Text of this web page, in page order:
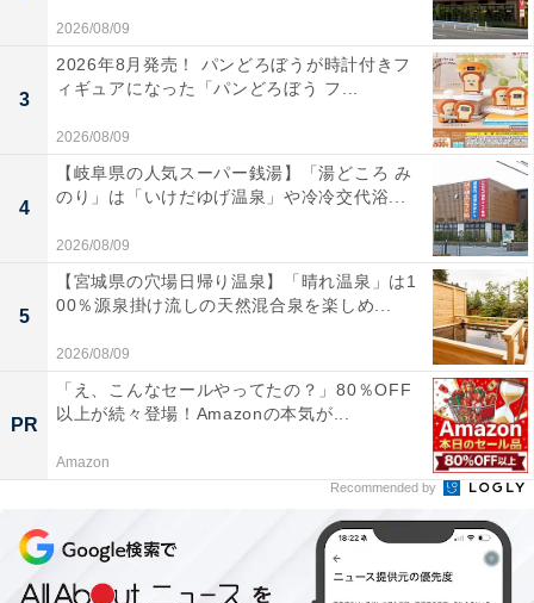
2026/08/09
3
2026年8月発売！ パンどろぼうが時計付きフ
ィギュアになった「パンどろぼう フ...
2026/08/09
4
【岐阜県の人気スーパー銭湯】「湯どころ み
のり」は「いけだゆげ温泉」や冷冷交代浴...
2026/08/09
5
【宮城県の穴場日帰り温泉】「晴れ温泉」は1
00％源泉掛け流しの天然混合泉を楽しめ...
2026/08/09
PR
「え、こんなセールやってたの？」80％OFF
以上が続々登場！Amazonの本気が...
Amazon
Recommended by